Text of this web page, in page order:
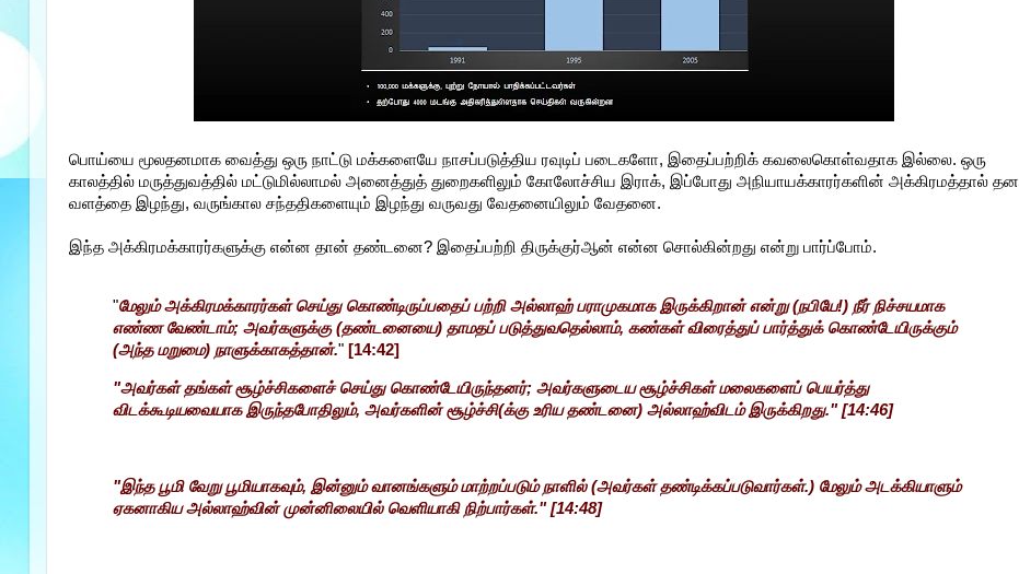
பொய்யை மூலதனமாக வைத்து ஒரு நாட்டு மக்களையே நாசப்படுத்திய ரவுடிப் படைகளோ, இதைப்பற்றிக் கவலைகொள்வதாக இல்லை. ஒரு
காலத்தில் மருத்துவத்தில் மட்டுமில்லாமல் அனைத்துத் துறைகளிலும் கோலோச்சிய இராக், இப்போது அநியாயக்காரர்களின் அக்கிரமத்தால் தன
வளத்தை இழந்து, வருங்கால சந்ததிகளையும் இழந்து வருவது வேதனையிலும் வேதனை.
இந்த அக்கிரமக்காரர்களுக்கு என்ன தான் தண்டனை? இதைப்பற்றி திருக்குர்ஆன் என்ன சொல்கின்றது என்று பார்ப்போம்.
"மேலும் அக்கிரமக்காரர்கள் செய்து கொண்டிருப்பதைப் பற்றி அல்லாஹ் பராமுகமாக இருக்கிறான் என்று (நபியே!) நீர் நிச்சயமாக
எண்ண வேண்டாம்; அவர்களுக்கு (தண்டனையை) தாமதப் படுத்துவதெல்லாம், கண்கள் விரைத்துப் பார்த்துக் கொண்டேயிருக்கும்
(அந்த மறுமை) நாளுக்காகத்தான்." [14:42]
"அவர்கள் தங்கள் சூழ்ச்சிகளைச் செய்து கொண்டேயிருந்தனர்; அவர்களுடைய சூழ்ச்சிகள் மலைகளைப் பெயர்த்து
விடக்கூடியவையாக இருந்தபோதிலும், அவர்களின் சூழ்ச்சி(க்கு உரிய தண்டனை) அல்லாஹ்விடம் இருக்கிறது." [14:46]
"இந்த பூமி வேறு பூமியாகவும், இன்னும் வானங்களும் மாற்றப்படும் நாளில் (அவர்கள் தண்டிக்கப்படுவார்கள்.) மேலும் அடக்கியாளும்
ஏகனாகிய அல்லாஹ்வின் முன்னிலையில் வெளியாகி நிற்பார்கள்." [14:48]